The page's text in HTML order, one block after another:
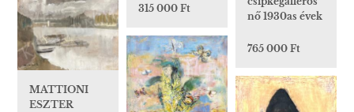
315 000 Ft
nő 1930as évek
765 000 Ft
MATTIONI
ESZTER